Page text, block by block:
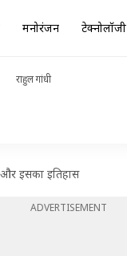
मनोरंजन टेक्नोलॉजी
राहुल गांधी
इसका इतिहास
ADVERTISEMENT